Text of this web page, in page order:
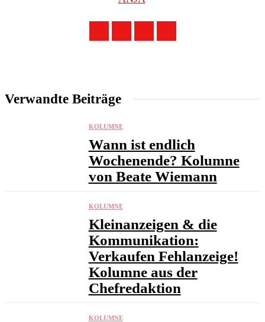
Verwandte Beiträge
KOLUMNE
Wann ist endlich
Wochenende? Kolumne
von Beate Wiemann
KOLUMNE
Kleinanzeigen & die
Kommunikation:
Verkaufen Fehlanzeige!
Kolumne aus der
Chefredaktion
KOLUMNE